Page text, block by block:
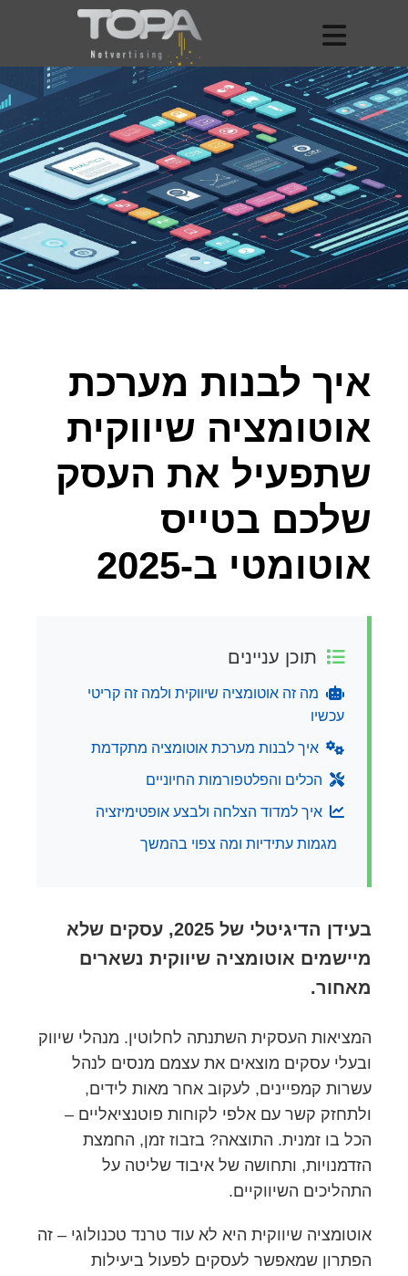
איך לבנות מערכת
אוטומציה שיווקית
שתפעיל את העסק
שלכם בטייס
אוטומטי ב-2025
תוכן עניינים
מה זה אוטומציה שיווקית ולמה זה קריטי
עכשיו
איך לבנות מערכת אוטומציה מתקדמת
הכלים והפלטפורמות החיוניים
איך למדוד הצלחה ולבצע אופטימיזציה
מגמות עתידיות ומה צפוי בהמשך
בעידן הדיגיטלי של 2025, עסקים שלא
מיישמים אוטומציה שיווקית נשארים
מאחור.
המציאות העסקית השתנתה לחלוטין. מנהלי שיווק
ובעלי עסקים מוצאים את עצמם מנסים לנהל
עשרות קמפיינים, לעקוב אחר מאות לידים,
ולתחזק קשר עם אלפי לקוחות פוטנציאליים –
הכל בו זמנית. התוצאה? בזבוז זמן, החמצת
הזדמנויות, ותחושה של איבוד שליטה על
התהליכים השיווקיים.
אוטומציה שיווקית היא לא עוד טרנד טכנולוגי – זה
הפתרון שמאפשר לעסקים לפעול ביעילות